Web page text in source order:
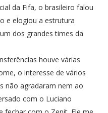
da Fifa, o brasileiro falou
e elogiou a estrutura
dos grandes times da
houve várias
o interesse de vários
não agradaram nem ao
com o Luciano